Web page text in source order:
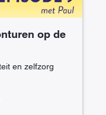
op de
en zelfzorg